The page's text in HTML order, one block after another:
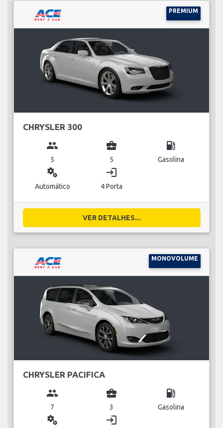
PREMIUM
CHRYSLER 300
group
5
business_center
5
local_gas_station
Gasolina
miscellaneous_services
Automático
login
4 Porta
VER DETALHES...
MONOVOLUME
CHRYSLER PACIFICA
group
7
business_center
3
local_gas_station
Gasolina
miscellaneous_services login